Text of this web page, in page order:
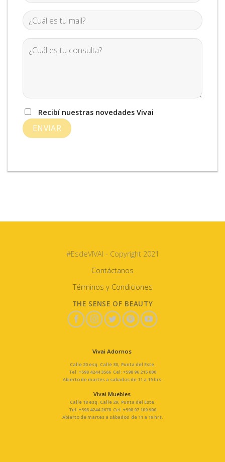
Recibí nuestras novedades Vivai
#EsdeVIVAI - Copyright 2021
Contáctanos
Términos y Condiciones
THE SENSE OF BEAUTY
Vivai Adornos
Calle 20 esq. Calle 30, Punta del Este.
Tel: +598 4244 3566 Cel: +598 96 215 000
Abierto de martes a sabados de 11 a 19 hrs.
Vivai Muebles
Calle 18 esq. Calle 29, Punta del Este.
Tel: +598 4244 2678 Cel: +598 97 109 900
Abierto de martes a sábados de 11 a 19 hrs.